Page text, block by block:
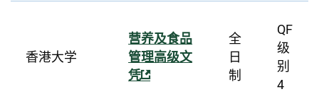
香港大学
营养及食品
管理高级文
凭
全
日
制
QF
级
别
4